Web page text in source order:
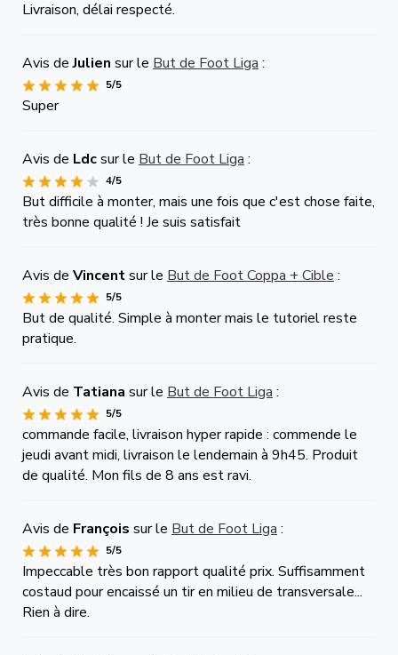
Livraison, délai respecté.
Avis deJulien sur le But de Foot Liga :
5/5
Super
Avis de Ldcsur le But de Foot Liga :
4/5
But difficile à monter, mais une fois que c'est chose faite,
très bonne qualité ! Je suis satisfait
Avis de Vincentsur le But de Foot Coppa + Cible :
5/5
But de qualité. Simple à monter mais le tutoriel reste
pratique.
Avis de Tatiana sur le But de Foot Liga :
5/5
commande facile, livraison hyper rapide : commende le
jeudi avant midi, livraison le lendemain à 9h45. Produit
de qualité. Mon fils de 8 ans est ravi.
Avis de François sur le But de Foot Liga :
5/5
Impeccable très bon rapport qualité prix. Suffisamment
costaud pour encaissé un tir en milieu de transversale...
Rien à dire.